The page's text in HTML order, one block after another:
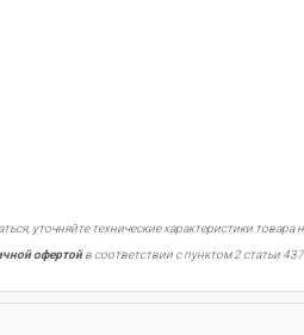
уточняйте технические характеристики
офертойв соответствии с пунктом 2 статьи